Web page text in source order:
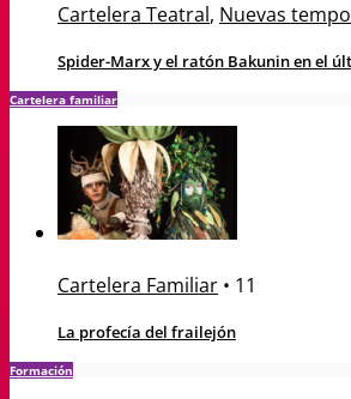
Cartelera Teatral, Nuevas
Spider-Marx y el ratón Bakunin en el
Cartelera familiar
Cartelera Familiar • 11
La profecía del frailejón
Formación